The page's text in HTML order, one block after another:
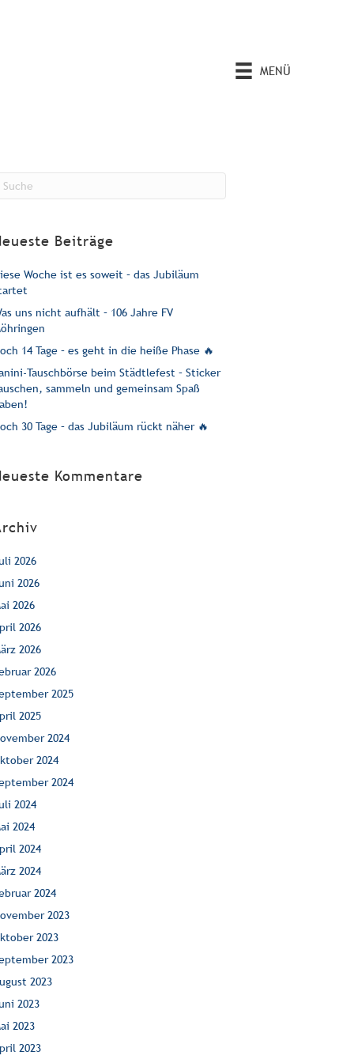
MENÜ
Beiträge
Woche ist es soweit – das Jubiläum
uns nicht aufhält – 106 Jahre FV
14 Tage – es geht in die heiße Phase 🔥
Tauschbörse beim Städtlefest – Sticker
sammeln und gemeinsam Spaß
30 Tage – das Jubiläum rückt näher 🔥
Kommentare
2026
2026
2026
2026
2026
2026
2025
2025
2024
2024
2024
2024
2024
2024
2024
2024
2023
2023
2023
2023
2023
2023
2023